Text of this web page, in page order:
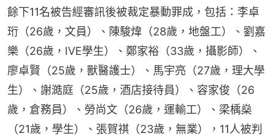
餘下11名被告經審訊後被裁定暴動罪成，包括：李卓
珩（26歲，文員）、陳駿煒（28歲，地盤工）、劉嘉
樂（26歲，IVE學生）、鄭家裕（33歲，攝影師）、
廖卓賢（25歲，獸醫護士）、馬宇亮（27歲，理大學
生）、謝澔庭（25歲，酒店接待員）、容家俊（26
歲，倉務員）、勞尚文（26歲，運輸工）、梁楀燊
（21歲，學生）、張賀祺（23歲，無業），11人被判